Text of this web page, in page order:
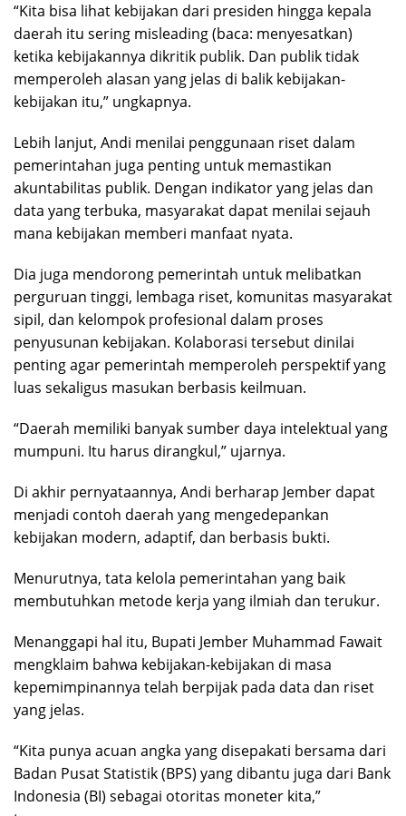
“Kita bisa lihat kebijakan dari presiden hingga kepala
daerah itu sering misleading (baca: menyesatkan)
ketika kebijakannya dikritik publik. Dan publik tidak
memperoleh alasan yang jelas di balik kebijakan-
kebijakan itu,” ungkapnya.
Lebih lanjut, Andi menilai penggunaan riset dalam
pemerintahan juga penting untuk memastikan
akuntabilitas publik. Dengan indikator yang jelas dan
data yang terbuka, masyarakat dapat menilai sejauh
mana kebijakan memberi manfaat nyata.
Dia juga mendorong pemerintah untuk melibatkan
perguruan tinggi, lembaga riset, komunitas masyarakat
sipil, dan kelompok profesional dalam proses
penyusunan kebijakan. Kolaborasi tersebut dinilai
penting agar pemerintah memperoleh perspektif yang
luas sekaligus masukan berbasis keilmuan.
“Daerah memiliki banyak sumber daya intelektual yang
mumpuni. Itu harus dirangkul,” ujarnya.
Di akhir pernyataannya, Andi berharap Jember dapat
menjadi contoh daerah yang mengedepankan
kebijakan modern, adaptif, dan berbasis bukti.
Menurutnya, tata kelola pemerintahan yang baik
membutuhkan metode kerja yang ilmiah dan terukur.
Menanggapi hal itu, Bupati Jember Muhammad Fawait
mengklaim bahwa kebijakan-kebijakan di masa
kepemimpinannya telah berpijak pada data dan riset
yang jelas.
“Kita punya acuan angka yang disepakati bersama dari
Badan Pusat Statistik (BPS) yang dibantu juga dari Bank
Indonesia (BI) sebagai otoritas moneter kita,”